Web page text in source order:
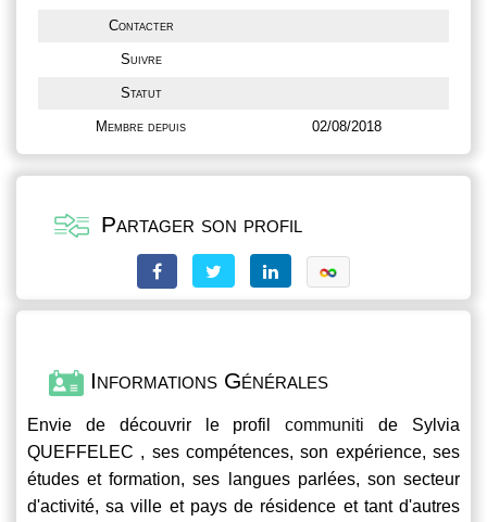
Contacter
Suivre
Statut
Membre depuis 02/08/2018
Partager son profil
Informations Générales
Envie de découvrir le profilcommuniti de Sylvia
QUEFFELEC , ses compétences, son expérience, ses
études et formation, ses langues parlées, son secteur
d'activité, sa ville et pays de résidence et tant d'autres